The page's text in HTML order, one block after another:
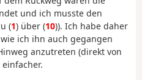
und ich musste den
(1) über (10)). Ich habe daher
ich ihn auch gegangen
anzutreten (direkt von